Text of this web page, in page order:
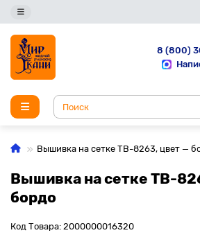
8 (800)
Вышивка на сетке TB-8263, цвет —
Вышивка на сетке TB-
бордо
Код Товара: 2000000016320